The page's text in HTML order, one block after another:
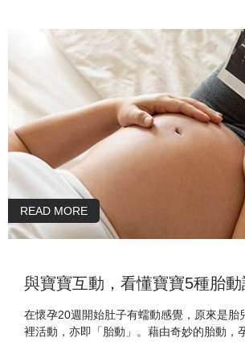
READ MORE
與寶寶互動，看懂寶寶5種胎
在懷孕20週開始肚子有蠕動感覺，原來是胎
裡活動，亦即「胎動」。藉由奇妙的胎動，